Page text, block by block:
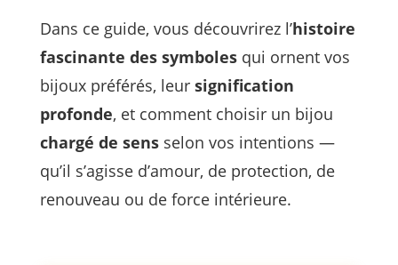
Dans ce guide, vous découvrirez l’histoire
fascinante des symbolesqui ornent vos
bijoux préférés, leur signification
profonde, et comment choisir un bijou
chargé de sensselon vos intentions —
qu’il s’agisse d’amour, de protection, de
renouveau ou de force intérieure.